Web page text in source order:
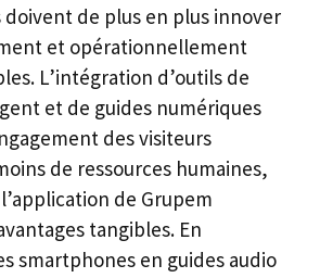
doivent de plus en plus innover
et opérationnellement
L’intégration d’outils de
et de guides numériques
des visiteurs
de ressources humaines,
de Grupem
tangibles. En
smartphones en guides audio